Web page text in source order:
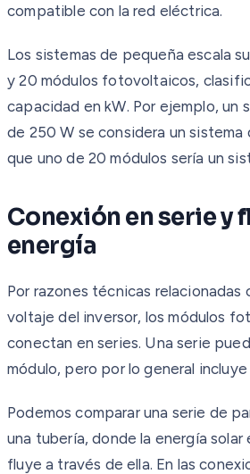
compatible con la red eléctrica.
Los sistemas de pequeña escala
y 20 módulos fotovoltaicos,
capacidad en kW. Por ejemplo, un
de 250 W se considera un sistema
que uno de 20 módulos sería un
Conexión en serie y
energía
Por razones técnicas relacionadas
voltaje del inversor, los módulos
conectan en series. Una serie
módulo, pero por lo general incluye
Podemos comparar una serie de
una tubería, donde la energía solar
fluye a través de ella. En las